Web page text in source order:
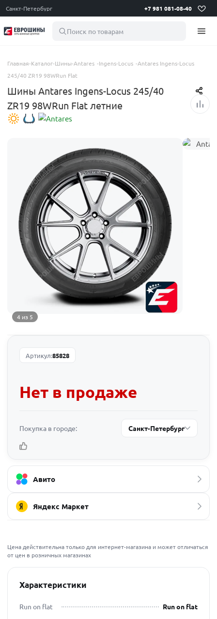
Санкт-Петербург +7 981 081-08-40
Поиск по товарам
Главная-Каталог-Шины-Antares -Ingens-Locus -Antares Ingens-Locus
245/40 ZR19 98WRun Flat
Шины Antares Ingens-Locus 245/40
ZR19 98WRun Flat летние
4 из 5
Артикул:85828
Нет в продаже
Покупка в городе: Санкт-Петербург
Авито
Яндекс Маркет
Цена действительна только для интернет-магазина и может отличаться
от цен в розничных магазинах
Характеристики
Run on flat
Run on flat